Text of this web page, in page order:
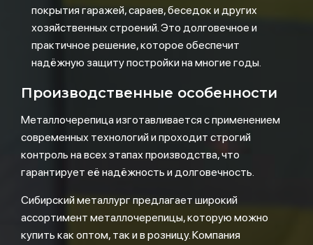
покрытия гаражей, сараев, беседок и других
хозяйственных строений. Это долговечное и
практичное решение, которое обеспечит
надёжную защиту постройки на многие годы.
Производственные особенности
Металлочерепица изготавливается с применением
современных технологий и проходит строгий
контроль на всех этапах производства, что
гарантирует её надёжность и долговечность.
Сибирский металлург предлагает широкий
ассортимент металлочерепицы, которую можно
купить как оптом, так и в розницу. Компания